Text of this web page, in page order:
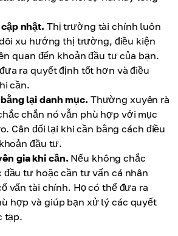
nhật. Thị trường tài chính luôn
xu hướng thị trường, điều kiện
quan đến khoản đầu tư của bạn.
ra quyết định tốt hơn và điều
cần.
lại danh mục. Thường xuyên rà
chắn nó vẫn phù hợp với mục
Cân đối lại khi cần bằng cách điều
đầu tư.
gia khi cần. Nếu không chắc
tư hoặc cần tư vấn cá nhân
vấn tài chính. Họ có thể đưa ra
hợp và giúp bạn xử lý các quyết
tạp.